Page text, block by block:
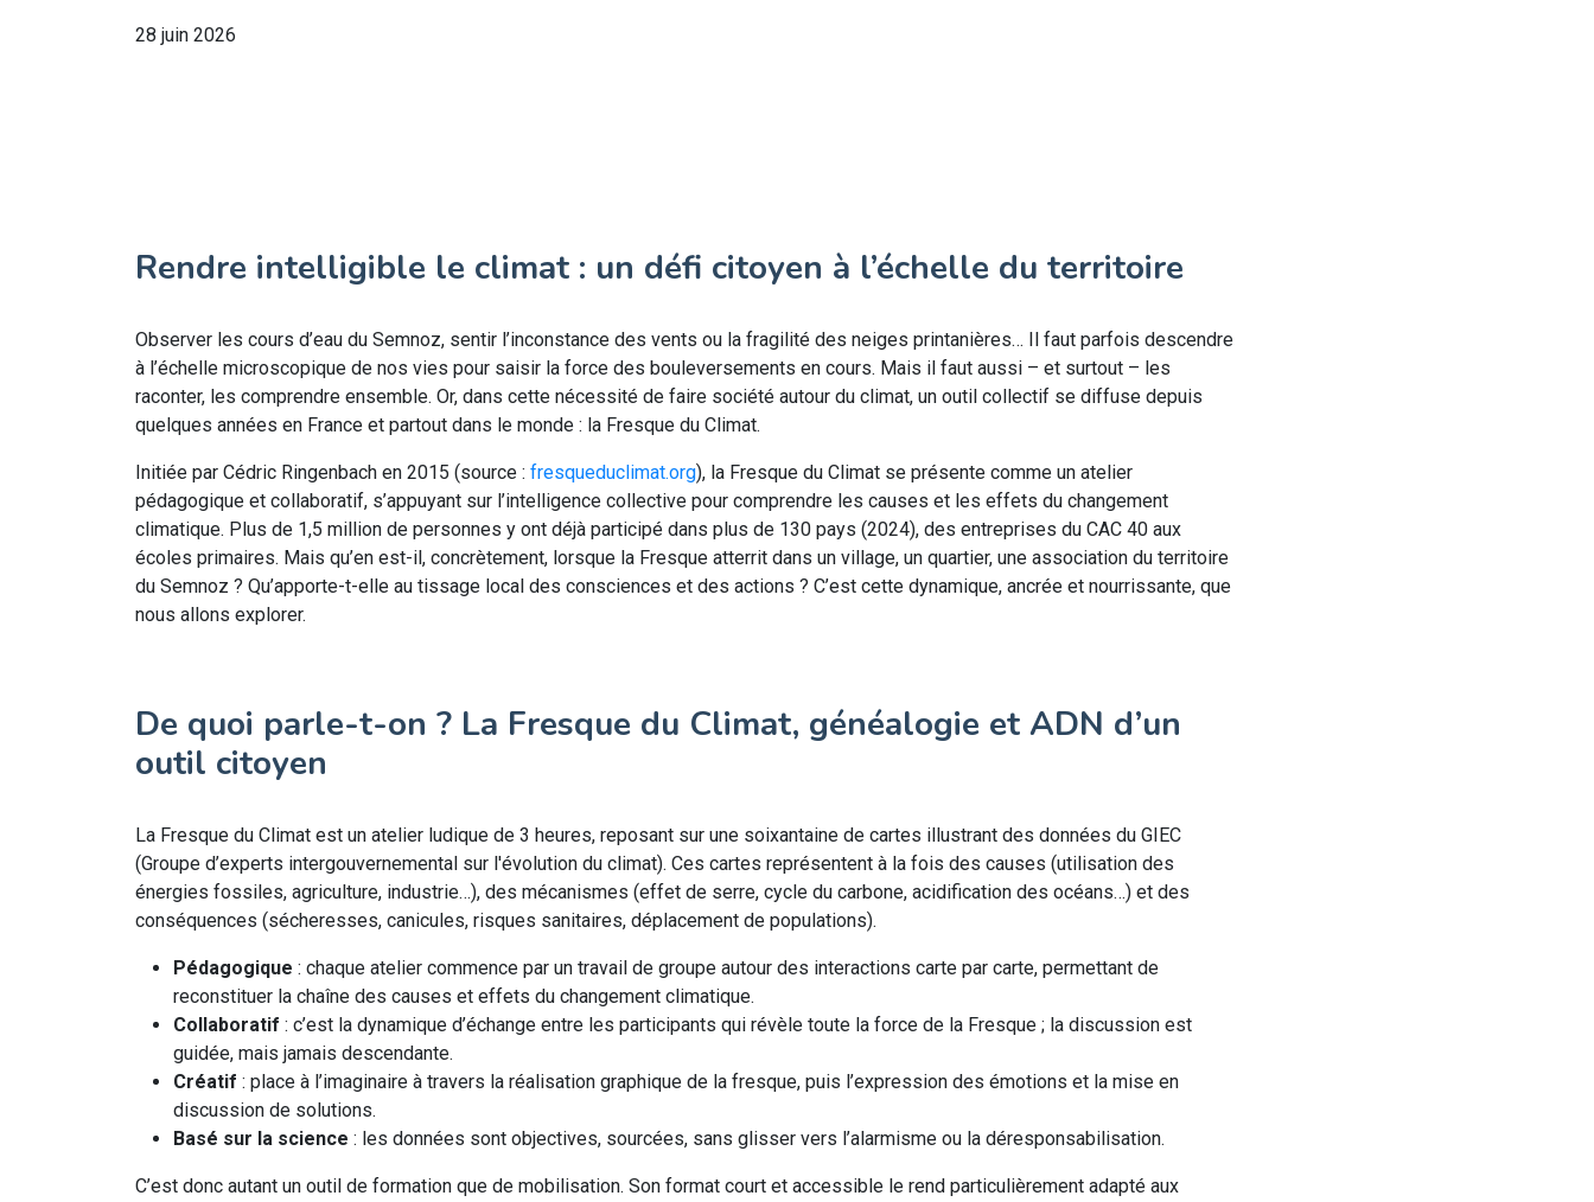
28 juin 2026
Rendre intelligible le climat : un défi citoyen à l’échelle du territoire
Observer les cours d’eau du Semnoz, sentir l’inconstance des vents ou la fragilité des neiges printanières… Il faut parfois descendre
à l’échelle microscopique de nos vies pour saisir la force des bouleversements en cours. Mais il faut aussi – et surtout – les
raconter, les comprendre ensemble. Or, dans cette nécessité de faire société autour du climat, un outil collectif se diffuse depuis
quelques années en France et partout dans le monde : la Fresque du Climat.
Initiée par Cédric Ringenbach en 2015 (source : fresqueduclimat.org), la Fresque du Climat se présente comme un atelier
pédagogique et collaboratif, s’appuyant sur l’intelligence collective pour comprendre les causes et les effets du changement
climatique. Plus de 1,5 million de personnes y ont déjà participé dans plus de 130 pays (2024), des entreprises du CAC 40 aux
écoles primaires. Mais qu’en est-il, concrètement, lorsque la Fresque atterrit dans un village, un quartier, une association du territoire
du Semnoz ? Qu’apporte-t-elle au tissage local des consciences et des actions ? C’est cette dynamique, ancrée et nourrissante, que
nous allons explorer.
De quoi parle-t-on ? La Fresque du Climat, généalogie et ADN d’un
outil citoyen
La Fresque du Climat est un atelier ludique de 3 heures, reposant sur une soixantaine de cartes illustrant des données du GIEC
(Groupe d’experts intergouvernemental sur l'évolution du climat). Ces cartes représentent à la fois des causes (utilisation des
énergies fossiles, agriculture, industrie…), des mécanismes (effet de serre, cycle du carbone, acidification des océans…) et des
conséquences (sécheresses, canicules, risques sanitaires, déplacement de populations).
Pédagogique : chaque atelier commence par un travail de groupe autour des interactions carte par carte, permettant de
reconstituer la chaîne des causes et effets du changement climatique.
Collaboratif : c’est la dynamique d’échange entre les participants qui révèle toute la force de la Fresque ; la discussion est
guidée, mais jamais descendante.
Créatif : place à l’imaginaire à travers la réalisation graphique de la fresque, puis l’expression des émotions et la mise en
discussion de solutions.
Basé sur la science : les données sont objectives, sourcées, sans glisser vers l’alarmisme ou la déresponsabilisation.
C’est donc autant un outil de formation que de mobilisation. Son format court et accessible le rend particulièrement adapté aux